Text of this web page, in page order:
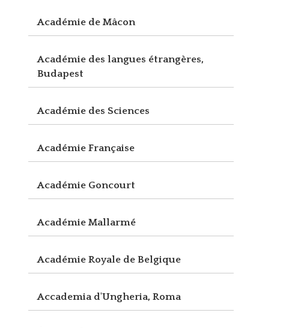
Académie de Mâcon
Académie des langues étrangères,
Budapest
Académie des Sciences
Académie Française
Académie Goncourt
Académie Mallarmé
Académie Royale de Belgique
Accademia d'Ungheria, Roma